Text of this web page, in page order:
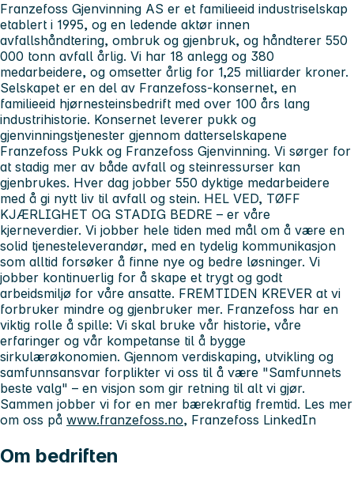
Franzefoss Gjenvinning AS er et familieeid industriselskap
etablert i 1995, og en ledende aktør innen
avfallshåndtering, ombruk og gjenbruk, og håndterer 550
000 tonn avfall årlig. Vi har 18 anlegg og 380
medarbeidere, og omsetter årlig for 1,25 milliarder kroner.
Selskapet er en del av Franzefoss-konsernet, en
familieeid hjørnesteinsbedrift med over 100 års lang
industrihistorie. Konsernet leverer pukk og
gjenvinningstjenester gjennom datterselskapene
Franzefoss Pukk og Franzefoss Gjenvinning. Vi sørger for
at stadig mer av både avfall og steinressurser kan
gjenbrukes. Hver dag jobber 550 dyktige medarbeidere
med å gi nytt liv til avfall og stein. HEL VED, TØFF
KJÆRLIGHET OG STADIG BEDRE – er våre
kjerneverdier. Vi jobber hele tiden med mål om å være en
solid tjenesteleverandør, med en tydelig kommunikasjon
som alltid forsøker å finne nye og bedre løsninger. Vi
jobber kontinuerlig for å skape et trygt og godt
arbeidsmiljø for våre ansatte. FREMTIDEN KREVER at vi
forbruker mindre og gjenbruker mer. Franzefoss har en
viktig rolle å spille: Vi skal bruke vår historie, våre
erfaringer og vår kompetanse til å bygge
sirkulærøkonomien. Gjennom verdiskaping, utvikling og
samfunnsansvar forplikter vi oss til å være "Samfunnets
beste valg" – en visjon som gir retning til alt vi gjør.
Sammen jobber vi for en mer bærekraftig fremtid. Les mer
om oss på www.franzefoss.no, Franzefoss LinkedIn
Om bedriften